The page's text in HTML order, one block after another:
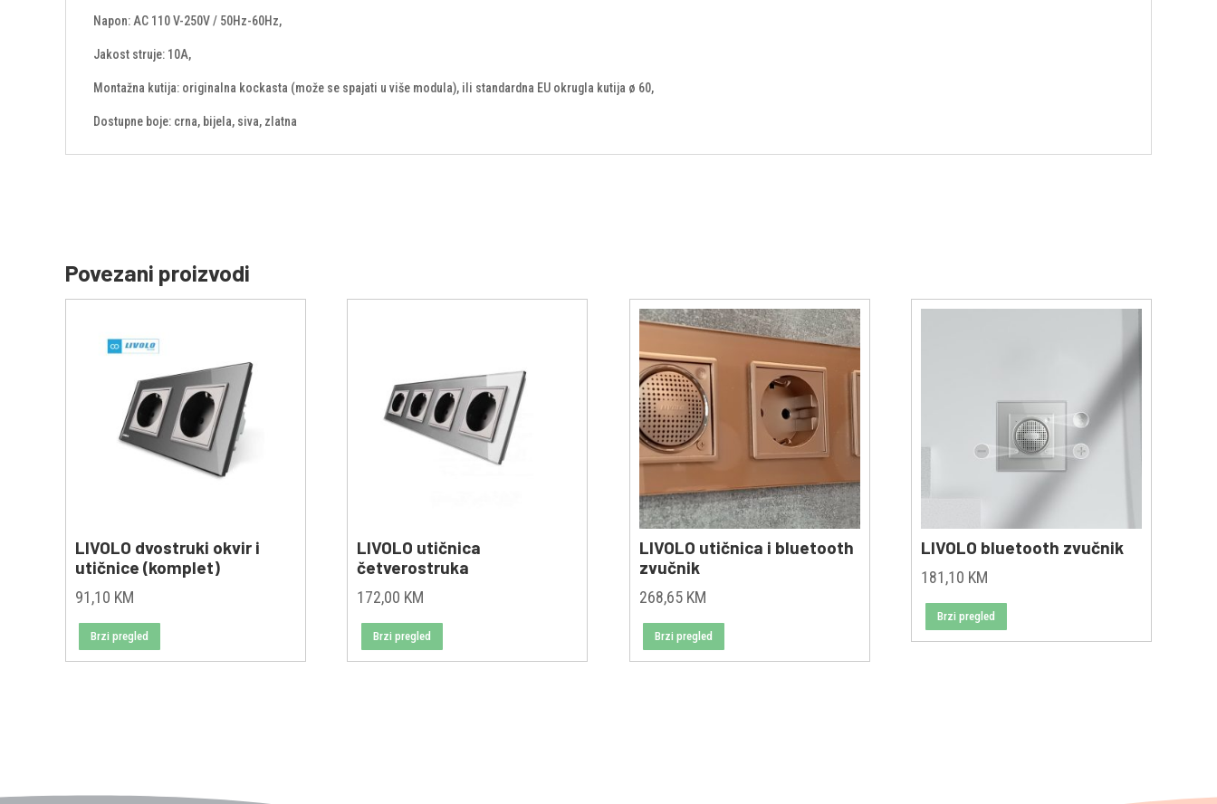
Napon: AC 110 V-250V / 50Hz-60Hz,
Jakost struje: 10A,
Montažna kutija: originalna kockasta (može se spajati u više modula), ili standardna EU okrugla kutija ø 60,
Dostupne boje: crna, bijela, siva, zlatna
Povezani proizvodi
LIVOLO dvostruki okvir i
utičnice (komplet)
91,10 KM
Brzi pregled
LIVOLO utičnica
četverostruka
172,00 KM
Brzi pregled
LIVOLO utičnica i bluetooth
zvučnik
268,65 KM
Brzi pregled
LIVOLO bluetooth zvučnik
181,10 KM
Brzi pregled